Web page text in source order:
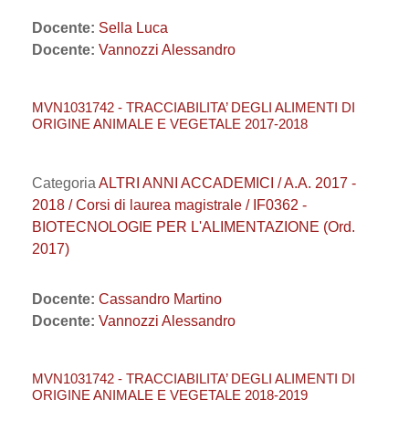
Docente: Sella Luca
Docente: Vannozzi Alessandro
MVN1031742 - TRACCIABILITA’ DEGLI ALIMENTI DI
ORIGINE ANIMALE E VEGETALE 2017-2018
Categoria ALTRI ANNI ACCADEMICI / A.A. 2017 -
2018 / Corsi di laurea magistrale / IF0362 -
BIOTECNOLOGIE PER L'ALIMENTAZIONE (Ord.
2017)
Docente: Cassandro Martino
Docente: Vannozzi Alessandro
MVN1031742 - TRACCIABILITA’ DEGLI ALIMENTI DI
ORIGINE ANIMALE E VEGETALE 2018-2019